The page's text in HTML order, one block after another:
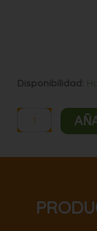
Disponibilidad:
confitado
natural
5kg